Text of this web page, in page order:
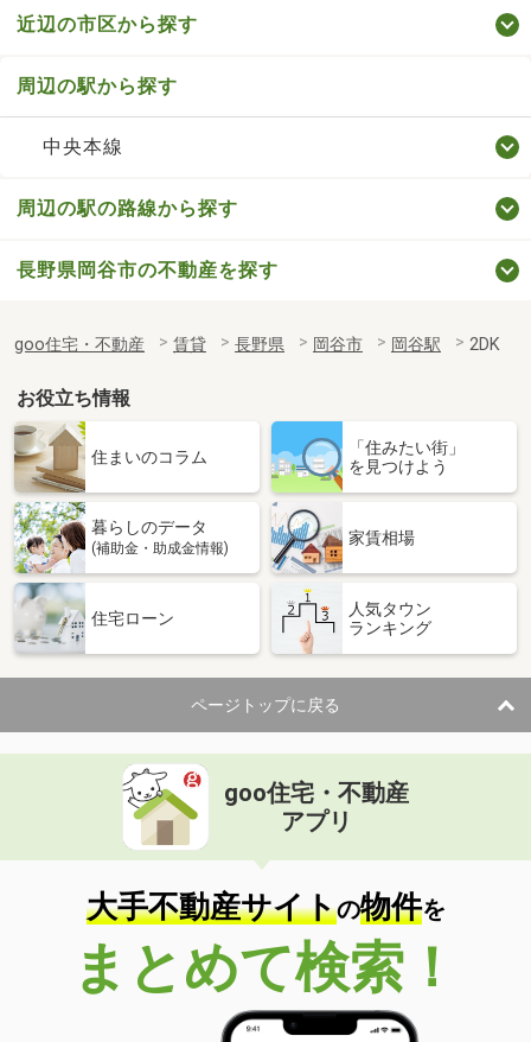
近辺の市区から探す
周辺の駅から探す
中央本線
周辺の駅の路線から探す
長野県岡谷市の不動産を探す
goo住宅・不動産 賃貸 長野県 岡谷市 岡谷駅 2DK
お役立ち情報
住まいのコラム
「住みたい街」
を見つけよう
暮らしのデータ
(補助金・助成金情報)
家賃相場
住宅ローン
人気タウン
ランキング
ページトップに戻る
goo住宅・不動産
アプリ
大手不動産サイトの物件を
まとめて検索！